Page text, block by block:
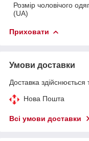
Розмір чоловічого
(UA)
Приховати
Умови доставки
Доставка здійснюється
Нова Пошта
Всі умови доставки